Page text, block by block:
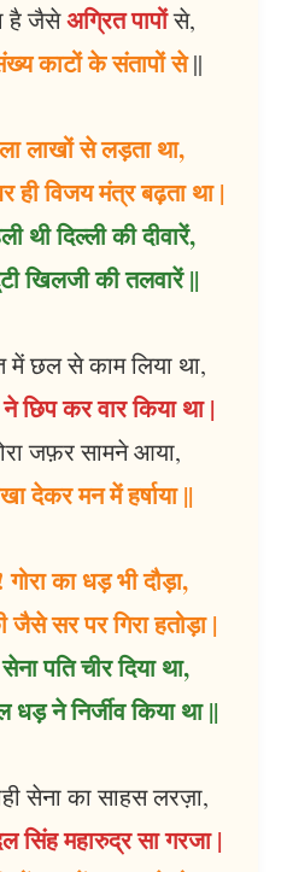
है जैसेअग्रित पापोंसे,
काटों के संतापों से||
लाखों से लड़ता था,
ही विजय मंत्र बढ़ता था |
थी दिल्ली की दीवारें,
खिलजी की तलवारें ||
छल से काम लिया था,
छिप कर वार किया था |
जफ़र सामने आया,
देकर मन में हर्षाया ||
का धड़ भी दौड़ा,
सर पर गिरा हतोड़ा |
पति चीर दिया था,
ने निर्जीव किया था ||
सेना का साहस लरज़ा,
महारुद्र सा गरजा |